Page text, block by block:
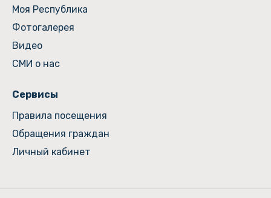
Моя Республика
Фотогалерея
Видео
СМИ о нас
Сервисы
Правила посещения
Обращения граждан
Личный кабинет